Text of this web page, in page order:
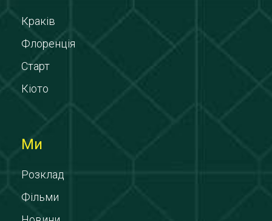
Краків
Флоренція
Старт
Кіото
Ми
Розклад
Фільми